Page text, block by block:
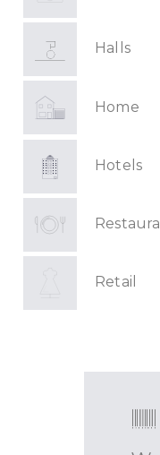
Halls
Home
Hotels
Retail